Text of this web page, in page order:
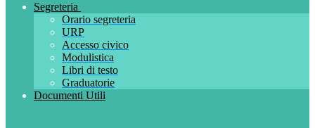
Segreteria
Orario segreteria
URP
Accesso civico
Modulistica
Libri di testo
Graduatorie
Documenti Utili